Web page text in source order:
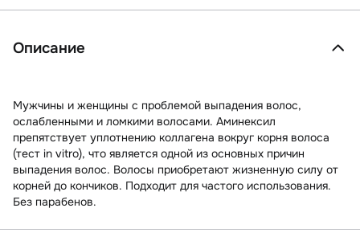
Описание
Мужчины и женщины с проблемой выпадения волос,
ослабленными и ломкими волосами. Аминексил
препятствует уплотнению коллагена вокруг корня волоса
(тест in vitro), что является одной из основных причин
выпадения волос. Волосы приобретают жизненную силу от
корней до кончиков. Подходит для частого использования.
Без парабенов.